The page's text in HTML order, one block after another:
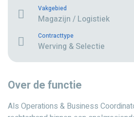
Vakgebied
Magazijn / Logistiek
Contracttype
Werving & Selectie
Over de functie
Als Operations & Business